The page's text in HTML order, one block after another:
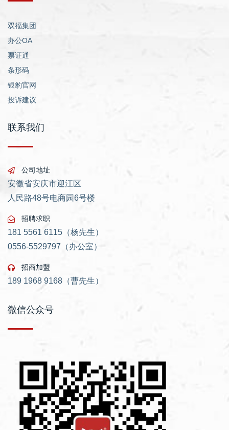
双福集团
办公OA
票证通
条形码
银豹官网
投诉建议
联系我们
公司地址
安徽省安庆市迎江区
人民路48号电商园6号楼
招聘求职
181 5561 6115（杨先生）
0556-5529797（办公室）
招商加盟
189 1968 9168（曹先生）
微信公众号